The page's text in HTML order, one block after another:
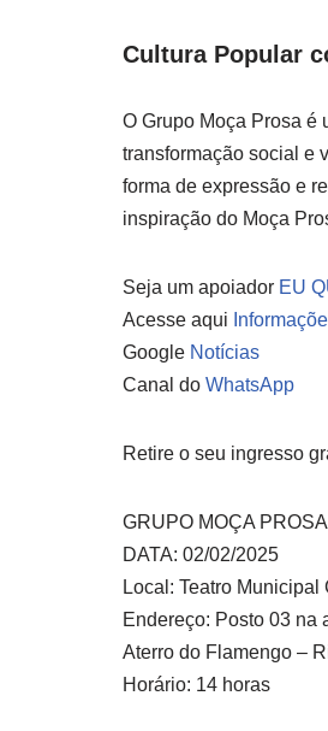
Cultura Popular
O Grupo Moça Prosa é
transformação social e
forma de expressão e
inspiração do Moça
Seja um apoiador EU
Acesse aqui
Google Notícias
Canal do WhatsApp
Retire o seu ingresso
GRUPO MOÇA PROSA
DATA: 02/02/2025
Local: Teatro Municipal
Endereço: Posto 03 na
Aterro do Flamengo –
Horário: 14 horas